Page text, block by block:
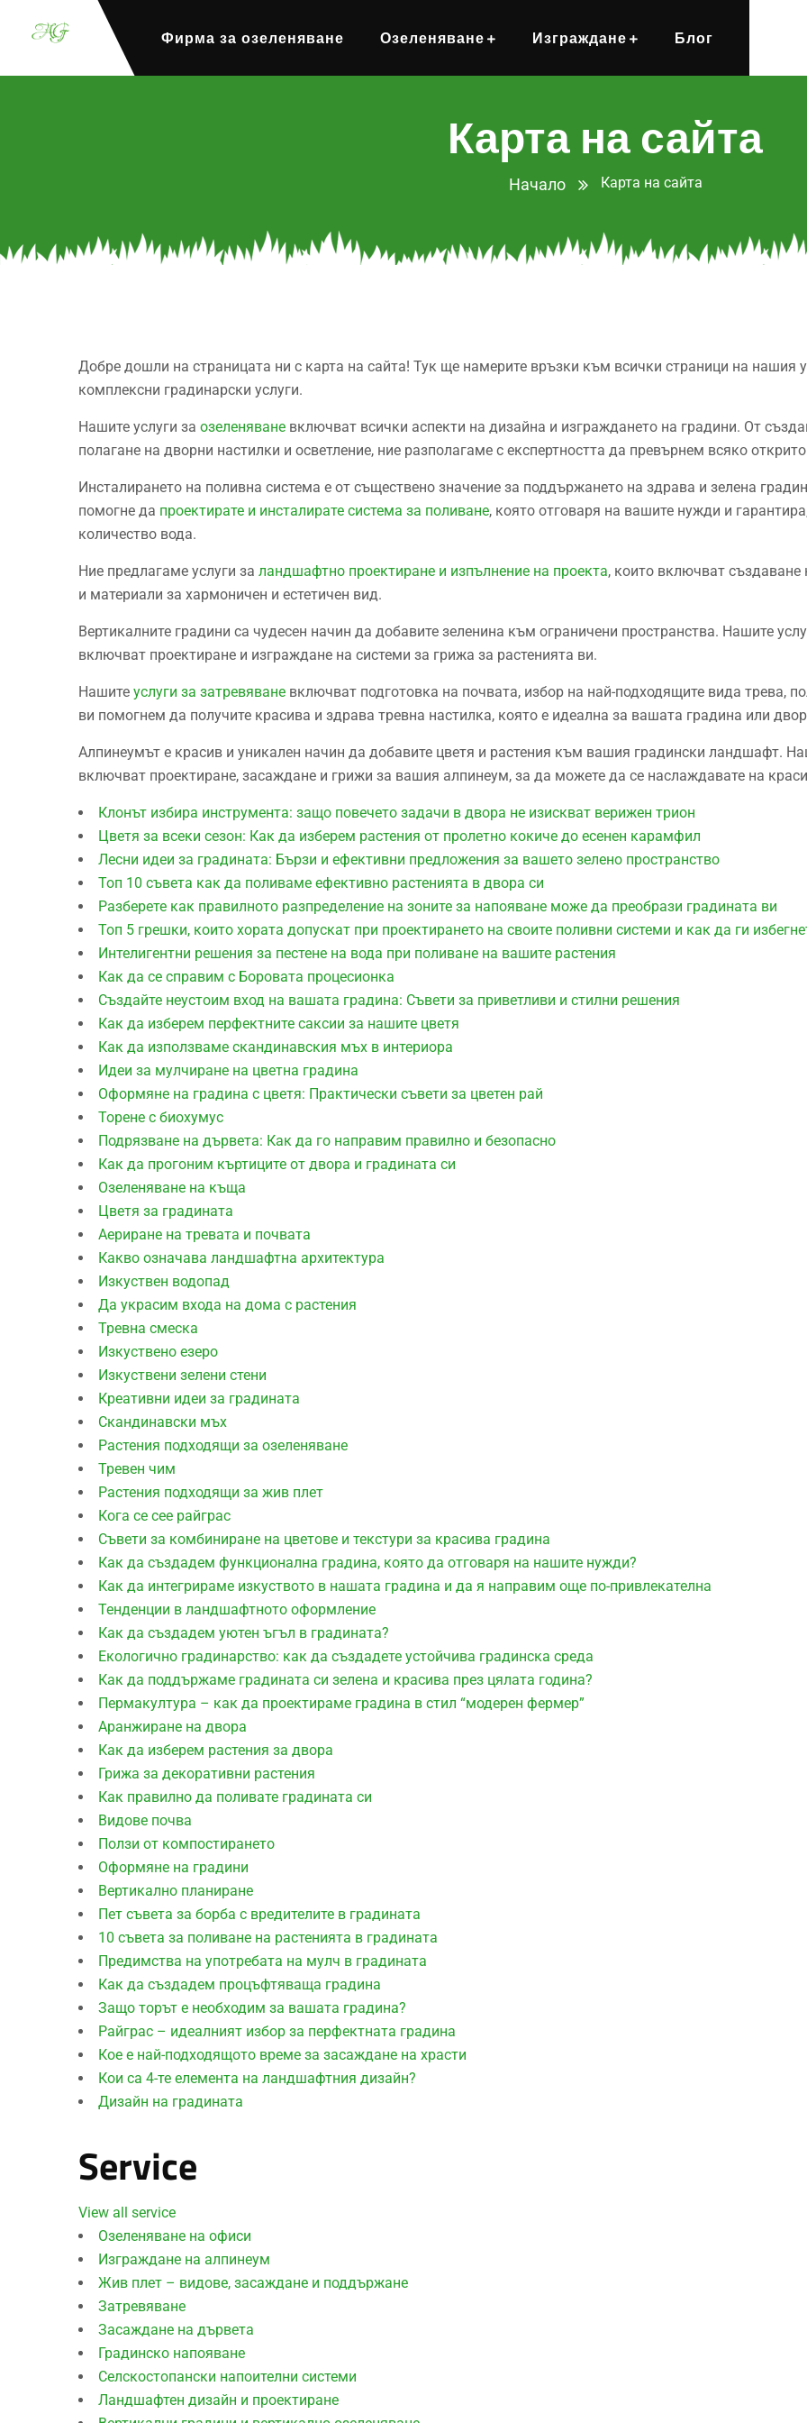
Фирма за озеленяване Озеленяване Изграждане Блог
Карта на сайта
Начало Карта на сайта
Добре дошли на страницата ни с карта на сайта! Тук ще намерите връзки към всички страници на
комплексни градинарски услуги.
Нашите услуги за озеленяване включват всички аспекти на дизайна и изграждането на градини. От
полагане на дворни настилки и осветление, ние разполагаме с експертността да превърнем всяко
Инсталирането на поливна система е от съществено значение за поддържането на здрава и зелена
помогне да проектирате и инсталирате система за поливане, която отговаря на вашите нужди и
количество вода.
Ние предлагаме услуги за ландшафтнo проектиране и изпълнение на проекта, които включват създаване
и материали за хармоничен и естетичен вид.
Вертикалните градини са чудесен начин да добавите зеленина към ограничени пространства. Нашите
включват проектиране и изграждане на системи за грижа за растенията ви.
Нашите услуги за затревяване включват подготовка на почвата, избор на най-подходящите вида трева,
ви помогнем да получите красива и здрава тревна настилка, която е идеална за вашата градина или
Алпинеумът е красив и уникален начин да добавите цветя и растения към вашия градински ландшафт.
включват проектиране, засаждане и грижи за вашия алпинеум, за да можете да се наслаждавате на
Клонът избира инструмента: защо повечето задачи в двора не изискват верижен трион
Цветя за всеки сезон: Как да изберем растения от пролетно кокиче до есенен карамфил
Лесни идеи за градината: Бързи и ефективни предложения за вашето зелено пространство
Топ 10 съвета как да поливаме ефективно растенията в двора си
Разберете как правилното разпределение на зоните за напояване може да преобрази градината ви
Топ 5 грешки, които хората допускат при проектирането на своите поливни системи и как да ги
Интелигентни решения за пестене на вода при поливане на вашите растения
Как да се справим с Боровата процесионка
Създайте неустоим вход на вашата градина: Съвети за приветливи и стилни решения
Как да изберем перфектните саксии за нашите цветя
Как да използваме скандинавския мъх в интериора
Идеи за мулчиране на цветна градина
Оформяне на градина с цветя: Практически съвети за цветен рай
Торене с биохумус
Подрязване на дървета: Как да го направим правилно и безопасно
Как да прогоним къртиците от двора и градината си
Озеленяване на къща
Цветя за градината
Аериране на тревата и почвата
Какво означава ландшафтна архитектура
Изкуствен водопад
Да украсим входа на дома с растения
Тревна смеска
Изкуствено езеро
Изкуствени зелени стени
Креативни идеи за градината
Скандинавски мъх
Растения подходящи за озеленяване
Тревен чим
Растения подходящи за жив плет
Кога се сее райграс
Съвети за комбиниране на цветове и текстури за красива градина
Как да създадем функционална градина, която да отговаря на нашите нужди?
Как да интегрираме изкуството в нашата градина и да я направим още по-привлекателна
Тенденции в ландшафтното оформление
Как да създадем уютен ъгъл в градината?
Екологично градинарство: как да създадете устойчива градинска среда
Как да поддържаме градината си зелена и красива през цялата година?
Пермакултура – как да проектираме градина в стил “модерен фермер”
Aранжиране на двора
Как да изберем растения за двора
Грижа за декоративни растения
Как правилно да поливате градината си
Видове почва
Ползи от компостирането
Оформяне на градини
Вертикално планиране
Пет съвета за борба с вредителите в градината
10 съвета за поливане на растенията в градината
Предимства на употребата на мулч в градината
Как да създадем процъфтяваща градина
Защо торът е необходим за вашата градина?
Райграс – идеалният избор за перфектната градина
Кое е най-подходящото време за засаждане на храсти
Кои са 4-те елемента на ландшафтния дизайн?
Дизайн на градината
Service
View all service
Озеленяване на офиси
Изграждане на алпинеум
Жив плет – видове, засаждане и поддържане
Затревяване
Засаждане на дървета
Градинско напояване
Селскостопански напоителни системи
Ландшафтен дизайн и проектиране